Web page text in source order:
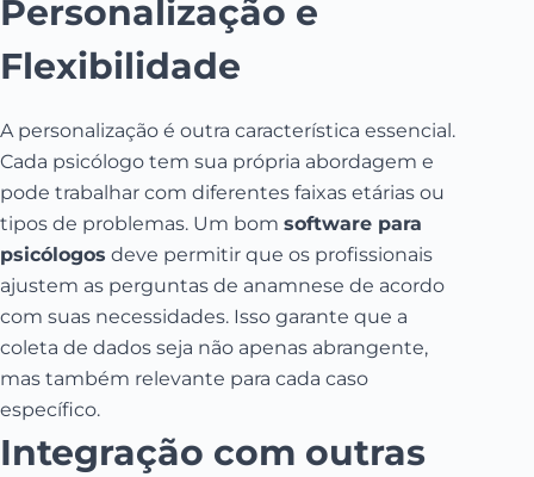
Personalização e
Flexibilidade
A personalização é outra característica essencial.
Cada psicólogo tem sua própria abordagem e
pode trabalhar com diferentes faixas etárias ou
tipos de problemas. Um bom software para
psicólogos deve permitir que os profissionais
ajustem as perguntas de anamnese de acordo
com suas necessidades. Isso garante que a
coleta de dados seja não apenas abrangente,
mas também relevante para cada caso
específico.
Integração com outras